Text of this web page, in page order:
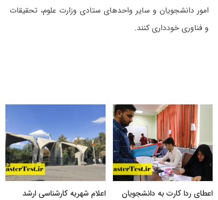
امور دانشجویان و سایر واحدهای ستادی وزارت علوم، تحقیقات
و فناوری خودداری کنند.
اعطای ردا کارت به دانشجویان
اعلام شهریه کارشناسی ارشد